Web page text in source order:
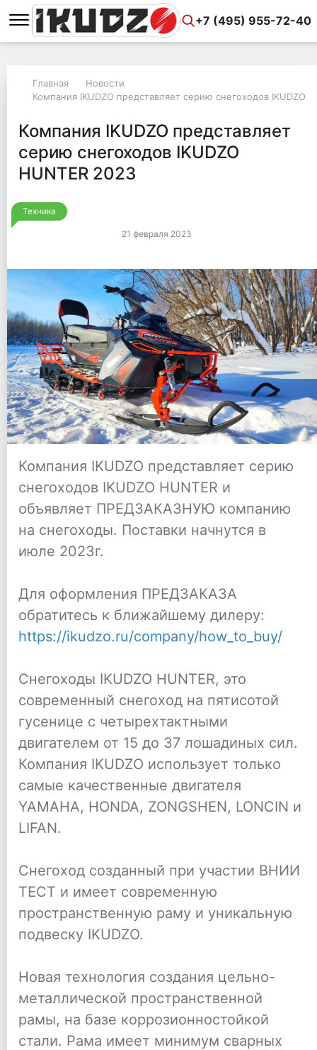
+7 (495) 955-72-40
Главная
Новости
Компания IKUDZO представляет серию снегоходов IKUDZO
Компания IKUDZO представляет
серию снегоходов IKUDZO
HUNTER 2023
Техника
21 февраля 2023
Компания IKUDZO представляет серию
снегоходов IKUDZO HUNTER и
объявляет ПРЕДЗАКАЗНУЮ компанию
на снегоходы. Поставки начнутся в
июле 2023г.
Для оформления ПРЕДЗАКАЗА
обратитесь к ближайшему дилеру:
https://ikudzo.ru/company/how_to_buy/
Снегоходы IKUDZO HUNTER, это
современный снегоход на пятисотой
гусенице с четырехтактными
двигателем от 15 до 37 лошадиных сил.
Компания IKUDZO использует только
самые качественные двигателя
YAMAHA, HONDA, ZONGSHEN, LONCIN и
LIFAN.
Снегоход созданный при участии ВНИИ
ТЕСТ и имеет современную
пространственную раму и уникальную
подвеску IKUDZO.
Новая технология создания цельно-
металлической пространственной
рамы, на базе коррозионностойкой
стали. Рама имеет минимум сварных